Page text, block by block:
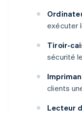
exécuter
Tiroir-
sécurité
clients
Lecteur